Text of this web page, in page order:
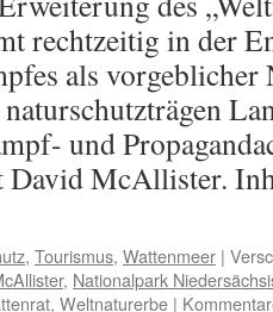
rechtzeitig in der
als
und
David McAllister.
, Tourismus, Wattenmeer |
, Nationalpark
, Weltnaturerbe |